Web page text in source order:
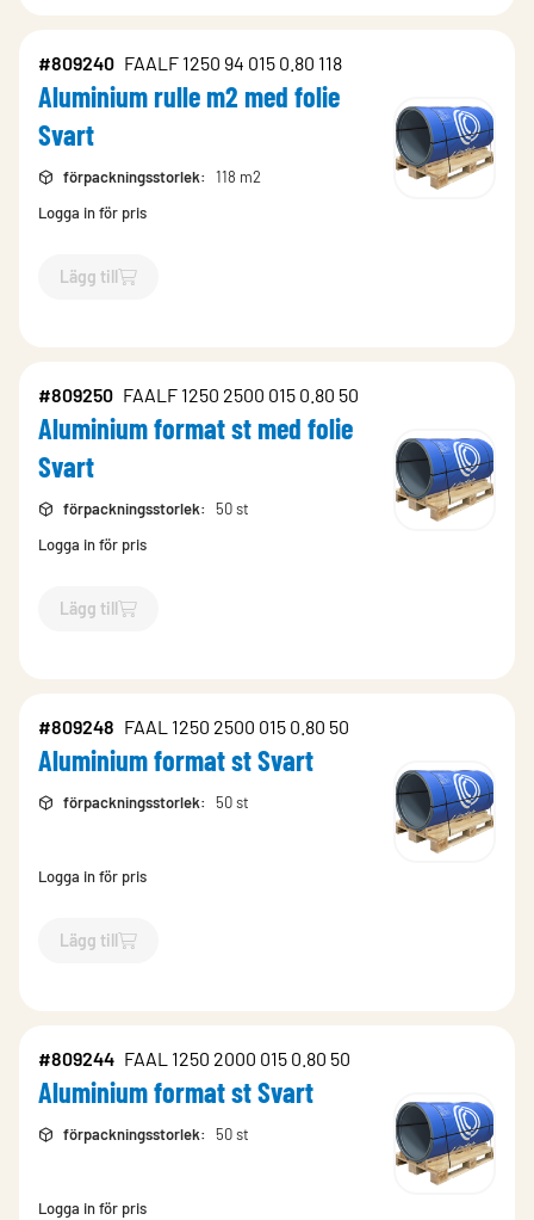
#809240 FAALF 1250 94 015 0.80 118
Aluminium rulle m2 med folie
Svart
förpackningsstorlek:
118 m2
Logga in för pris
Lägg till
`$Lägg till
#809250 FAALF 1250 2500 015 0.80 50
Aluminium format st med folie
Svart
förpackningsstorlek:
50 st
Logga in för pris
Lägg till
`$Lägg till
#809248 FAAL 1250 2500 015 0.80 50
Aluminium format st Svart
förpackningsstorlek: 50 st
Logga in för pris
Lägg till
`$Lägg till
#809244 FAAL 1250 2000 015 0.80 50
Aluminium format st Svart
förpackningsstorlek: 50 st
Logga in för pris